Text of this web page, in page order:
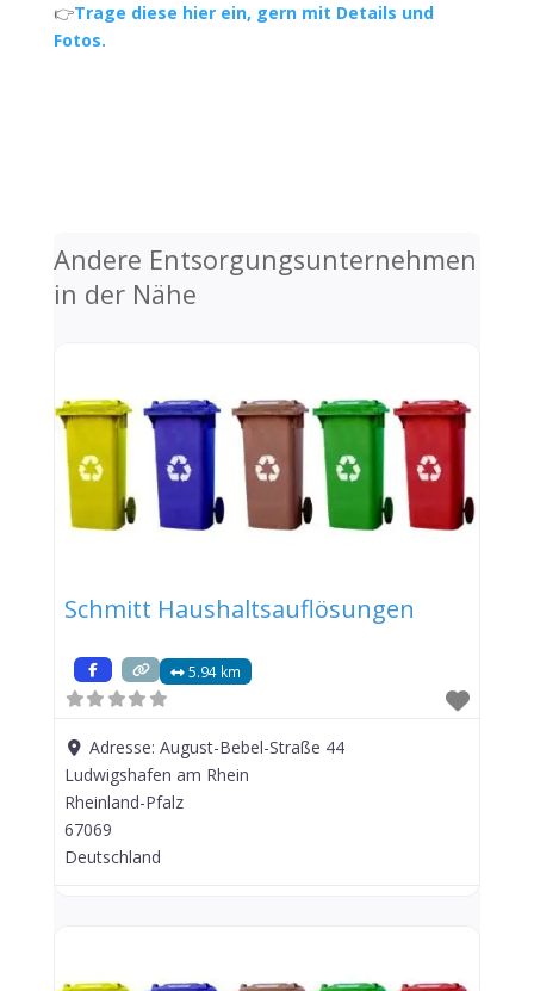
👉Trage diese hier ein, gern mit Details und
Fotos.
Andere Entsorgungsunternehmen
in der Nähe
Schmitt Haushaltsauflösungen
5.94 km
Adresse:August-Bebel-Straße 44
Ludwigshafen am Rhein
Rheinland-Pfalz
67069
Deutschland